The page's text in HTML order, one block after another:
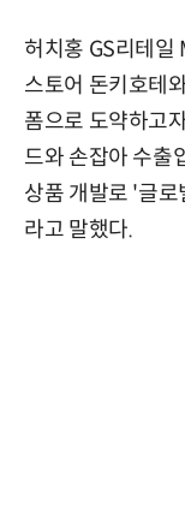
허치홍 GS리테일
스토어 돈키호테
폼으로 도약하고
드와 손잡아 수출
상품 개발로 '글로
라고 말했다.